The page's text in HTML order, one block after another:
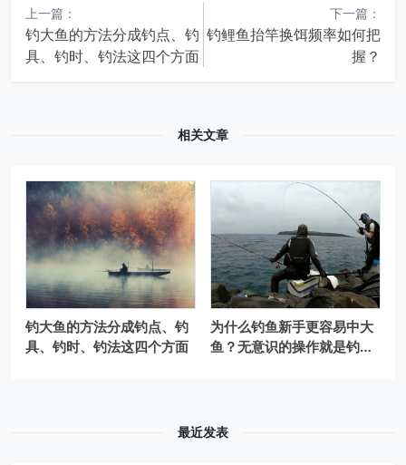
上一篇：
钓大鱼的方法分成钓点、钓
具、钓时、钓法这四个方面
下一篇：
钓鲤鱼抬竿换饵频率如何把
握？
相关文章
钓大鱼的方法分成钓点、钓
具、钓时、钓法这四个方面
为什么钓鱼新手更容易中大
鱼？无意识的操作就是钓大
最近发表